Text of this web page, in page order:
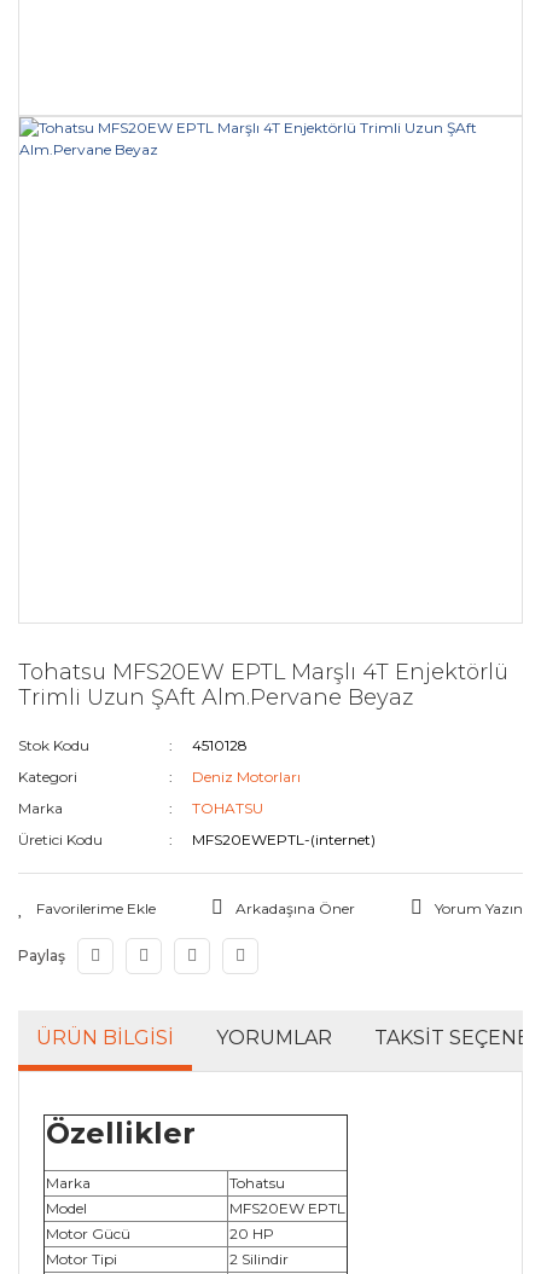
Tohatsu MFS20EW EPTL Marşlı 4T Enjektörlü
Trimli Uzun ŞAft Alm.Pervane Beyaz
Stok Kodu
4510128
Kategori
Deniz Motorları
Marka
TOHATSU
Üretici Kodu
MFS20EWEPTL-(internet)
Arkadaşına Öner Yorum Yazın
Paylaş
ÜRÜN BILGISI YORUMLAR TAKSIT
Özellikler
Marka
Tohatsu
Model
MFS20EW EPTL
Motor Gücü
20 HP
Motor Tipi
2 Silindir